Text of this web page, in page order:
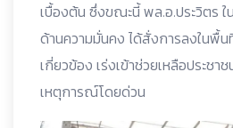
เบื้องต้น ซึ่งขณะนี้ พล.อ.ประวิตร ใ
ด้านความมั่นคง ได้สั่งการลงในพื้น
เกี่ยวข้อง เร่งเข้าช่วยเหลือประชา
เหตุการณ์โดยด่วน